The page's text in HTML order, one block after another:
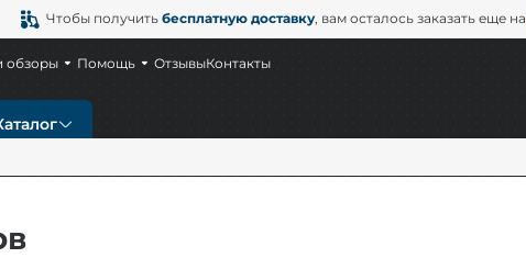
Чтобы получить бесплатную доставку, вам осталось заказать еще на
обзоры Помощь ОтзывыКонтакты